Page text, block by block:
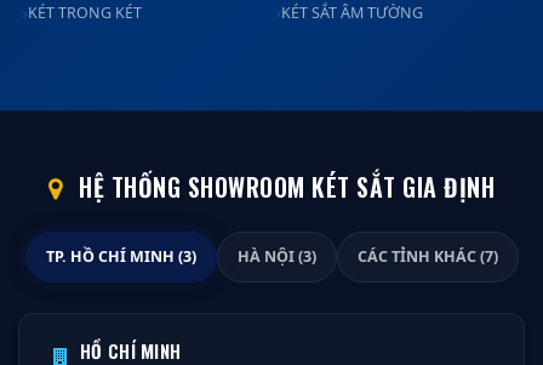
KÉT TRONG KÉT KÉT SẮT ÂM TƯỜNG
HỆ THỐNG SHOWROOM KÉT SẮT GIA ĐỊNH
TP. HỒ CHÍ MINH (3) HÀ NỘI (3) CÁC TỈNH KHÁC (7)
HỒ CHÍ MINH